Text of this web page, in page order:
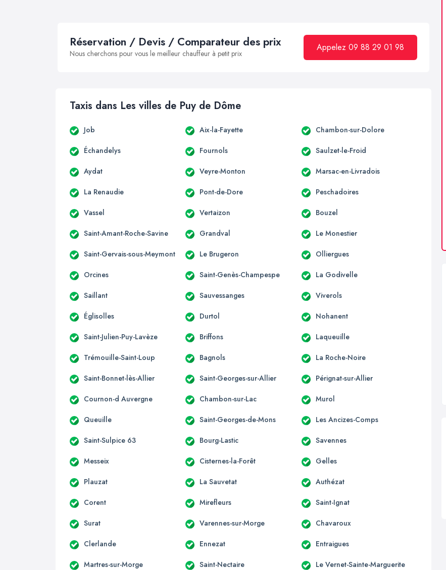
Réservation / Devis / Comparateur des prix
Nous cherchons pour vous le meilleur chauffeur à petit prix
Appelez 09 88 29 01 98
Taxis dans Les villes de Puy de Dôme
Job Aix-la-Fayette Chambon-sur-Dolore
Échandelys Fournols Saulzet-le-Froid
Aydat Veyre-Monton Marsac-en-Livradois
La Renaudie Pont-de-Dore Peschadoires
Vassel Vertaizon Bouzel
Saint-Amant-Roche-Savine Grandval Le Monestier
Saint-Gervais-sous-Meymont Le Brugeron Olliergues
Orcines Saint-Genès-Champespe La Godivelle
Saillant Sauvessanges Viverols
Églisolles Durtol Nohanent
Saint-Julien-Puy-Lavèze Briffons Laqueuille
Trémouille-Saint-Loup Bagnols La Roche-Noire
Saint-Bonnet-lès-Allier Saint-Georges-sur-Allier Pérignat-sur-Allier
Cournon-d Auvergne Chambon-sur-Lac Murol
Queuille Saint-Georges-de-Mons Les Ancizes-Comps
Saint-Sulpice 63 Bourg-Lastic Savennes
Messeix Cisternes-la-Forêt Gelles
Plauzat La Sauvetat Authézat
Corent Mirefleurs Saint-Ignat
Surat Varennes-sur-Morge Chavaroux
Clerlande Ennezat Entraigues
Martres-sur-Morge Saint-Nectaire Le Vernet-Sainte-Marguerite